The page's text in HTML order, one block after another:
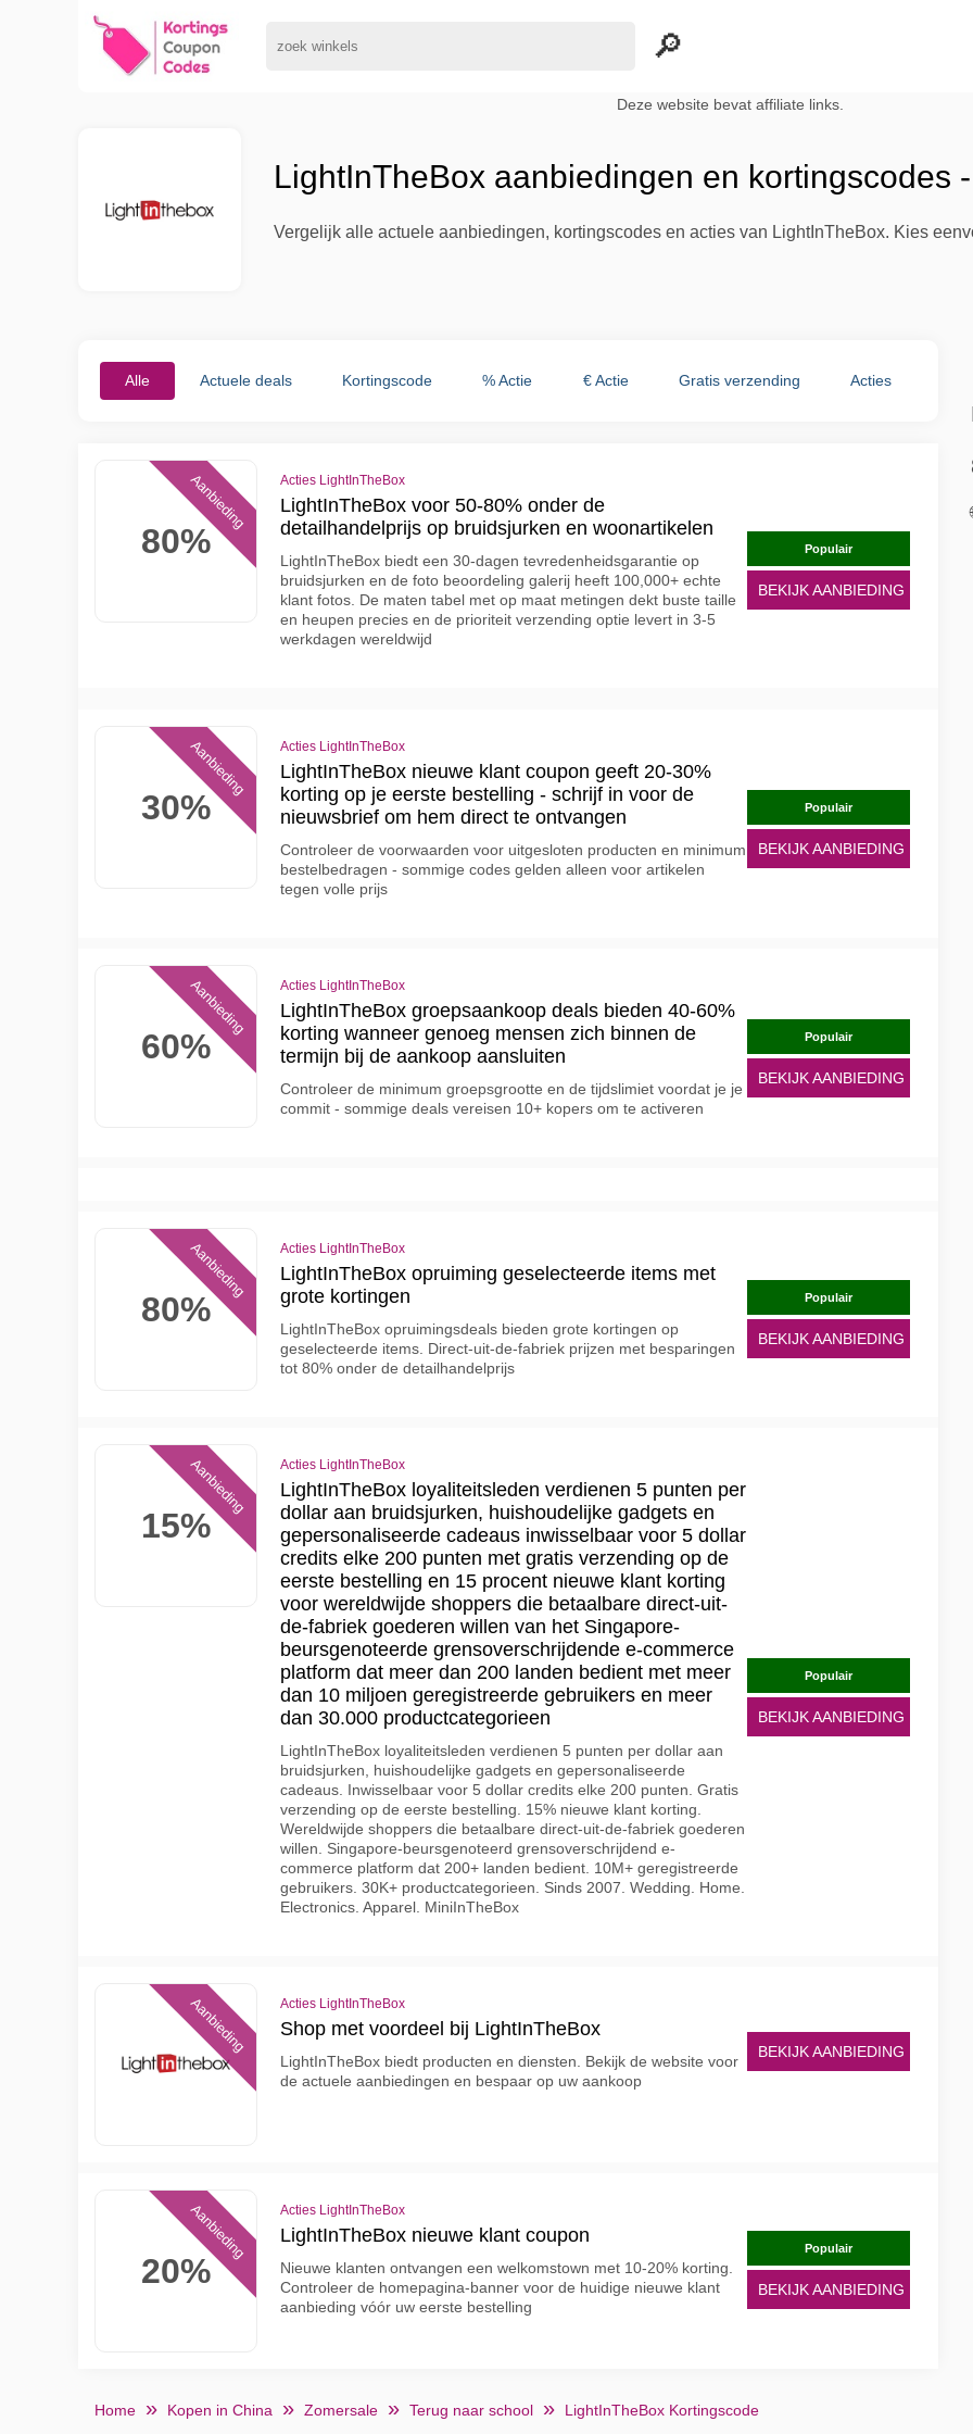
Deze website bevat affiliate links.
LightInTheBox aanbiedingen en kortingscodes
Vergelijk alle actuele aanbiedingen, kortingscodes en acties van LightInTheBox. Kies
Alle Actuele deals Kortingscode % Actie € Actie Gratis verzending Acties
80%
Aanbieding Acties LightInTheBox
LightInTheBox voor 50-80% onder de
detailhandelprijs op bruidsjurken en woonartikelen
LightInTheBox biedt een 30-dagen tevredenheidsgarantie op
bruidsjurken en de foto beoordeling galerij heeft 100,000+ echte
klant fotos. De maten tabel met op maat metingen dekt buste taille
en heupen precies en de prioriteit verzending optie levert in 3-5
werkdagen wereldwijd
Populair
BEKIJK AANBIEDING
30%
Aanbieding Acties LightInTheBox
LightInTheBox nieuwe klant coupon geeft 20-30%
korting op je eerste bestelling - schrijf in voor de
nieuwsbrief om hem direct te ontvangen
Controleer de voorwaarden voor uitgesloten producten en minimum
bestelbedragen - sommige codes gelden alleen voor artikelen
tegen volle prijs
Populair
BEKIJK AANBIEDING
60%
Aanbieding Acties LightInTheBox
LightInTheBox groepsaankoop deals bieden 40-60%
korting wanneer genoeg mensen zich binnen de
termijn bij de aankoop aansluiten
Controleer de minimum groepsgrootte en de tijdslimiet voordat je je
commit - sommige deals vereisen 10+ kopers om te activeren
Populair
BEKIJK AANBIEDING
80%
Aanbieding Acties LightInTheBox
LightInTheBox opruiming geselecteerde items met
grote kortingen
LightInTheBox opruimingsdeals bieden grote kortingen op
geselecteerde items. Direct-uit-de-fabriek prijzen met besparingen
tot 80% onder de detailhandelprijs
Populair
BEKIJK AANBIEDING
15%
Aanbieding Acties LightInTheBox
LightInTheBox loyaliteitsleden verdienen 5 punten per
dollar aan bruidsjurken, huishoudelijke gadgets en
gepersonaliseerde cadeaus inwisselbaar voor 5 dollar
credits elke 200 punten met gratis verzending op de
eerste bestelling en 15 procent nieuwe klant korting
voor wereldwijde shoppers die betaalbare direct-uit-
de-fabriek goederen willen van het Singapore-
beursgenoteerde grensoverschrijdende e-commerce
platform dat meer dan 200 landen bedient met meer
dan 10 miljoen geregistreerde gebruikers en meer
dan 30.000 productcategorieen
LightInTheBox loyaliteitsleden verdienen 5 punten per dollar aan
bruidsjurken, huishoudelijke gadgets en gepersonaliseerde
cadeaus. Inwisselbaar voor 5 dollar credits elke 200 punten. Gratis
verzending op de eerste bestelling. 15% nieuwe klant korting.
Wereldwijde shoppers die betaalbare direct-uit-de-fabriek goederen
willen. Singapore-beursgenoteerd grensoverschrijdend e-
commerce platform dat 200+ landen bedient. 10M+ geregistreerde
gebruikers. 30K+ productcategorieen. Sinds 2007. Wedding. Home.
Electronics. Apparel. MiniInTheBox
Populair
BEKIJK AANBIEDING
Aanbieding Acties LightInTheBox
Shop met voordeel bij LightInTheBox
LightInTheBox biedt producten en diensten. Bekijk de website voor
de actuele aanbiedingen en bespaar op uw aankoop
BEKIJK AANBIEDING
20%
Aanbieding Acties LightInTheBox
LightInTheBox nieuwe klant coupon
Nieuwe klanten ontvangen een welkomstown met 10-20% korting.
Controleer de homepagina-banner voor de huidige nieuwe klant
aanbieding vóór uw eerste bestelling
Populair
BEKIJK AANBIEDING
Home Kopen in China Zomersale Terug naar school LightInTheBox Kortingscode